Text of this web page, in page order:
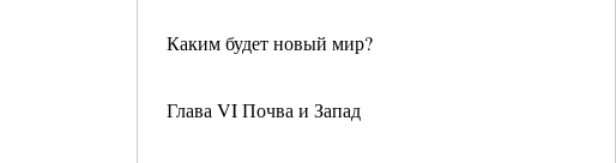
Каким будет новый мир?
Глава VI Почва и Запад